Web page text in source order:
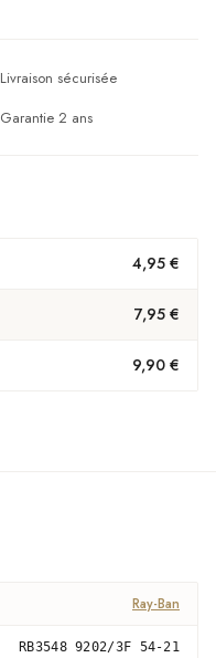
Livraison sécurisée
Garantie 2 ans
4,95 €
7,95 €
9,90 €
Ray-Ban
RB3548 9202/3F 54-21